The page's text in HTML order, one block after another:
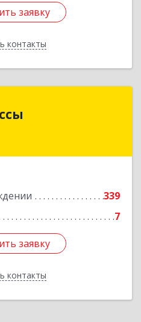
заявку
контакты
заявку
339
7
заявку
контакты
край, Краснодар г, им
заявку